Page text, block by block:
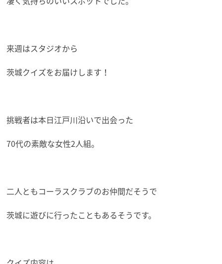
来週はスタジオから
茨城クイズをお届けします！
挑戦者は本日江戸川沿いで出会った
70代の素敵な女性2人組。
二人ともコーラスクラブのお仲間だそうで
茨城に遊びに行ったこともあるそうです。